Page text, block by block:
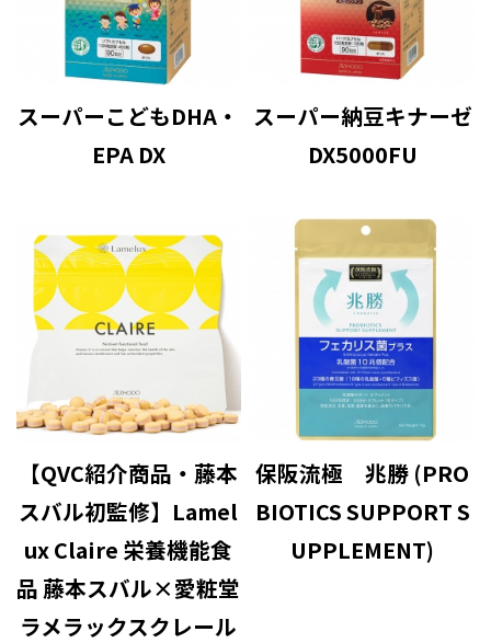
スーパーこどもDHA・
EPA DX
スーパー納豆キナーゼ
DX5000FU
【QVC紹介商品・藤本
スバル初監修】Lamel
ux Claire 栄養機能食
品 藤本スバル×愛粧堂
ラメラックスクレール
保阪流極 兆勝 (PRO
BIOTICS SUPPORT S
UPPLEMENT)